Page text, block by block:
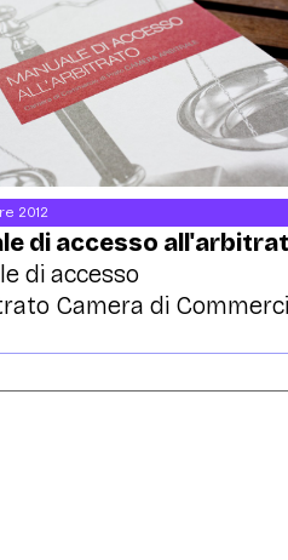
2012
di accesso
di accesso
Camera di